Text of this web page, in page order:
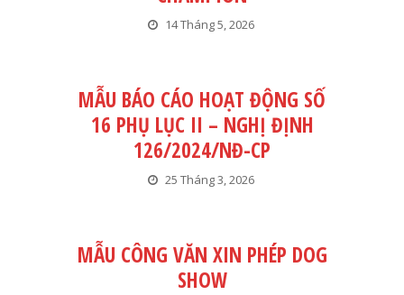
14 Tháng 5, 2026
MẪU BÁO CÁO HOẠT ĐỘNG SỐ
16 PHỤ LỤC II – NGHỊ ĐỊNH
126/2024/NĐ-CP
25 Tháng 3, 2026
MẪU CÔNG VĂN XIN PHÉP DOG
SHOW